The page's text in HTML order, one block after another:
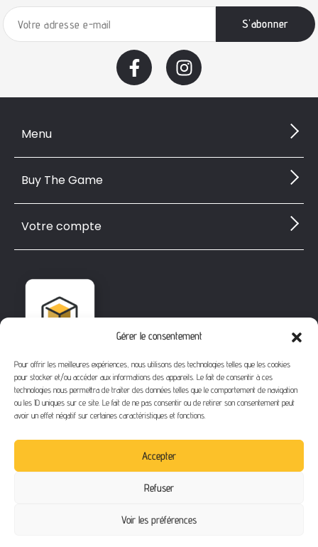
Gérer le consentement
Pour offrir les meilleures expériences, nous utilisons des technologies telles que les cookies
pour stocker et/ou accéder aux informations des appareils. Le fait de consentir à ces
technologies nous permettra de traiter des données telles que le comportement de navigation
ou les ID uniques sur ce site. Le fait de ne pas consentir ou de retirer son consentement peut
avoir un effet négatif sur certaines caractéristiques et fonctions.
Accepter
Refuser
Voir les préférences
1112 Bd Fernand Darchicourt
62110 Hénin-Beaumont
Téléphone: 03 21 67 24 31
Menu
Buy The Game
Votre compte